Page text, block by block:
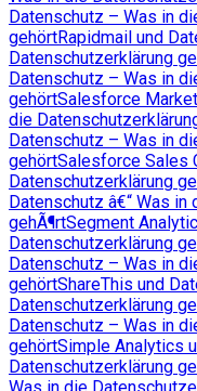
Datenschutz – Was in
gehörtRapidmail und
Datenschutzerklärung
Datenschutz – Was in
gehörtSalesforce
die
Datenschutz – Was in
gehörtSalesforce Sales
Datenschutzerklärung
Datenschutz â€“ Was
gehÃ¶rtSegment
Datenschutzerklärung
Datenschutz – Was in
gehörtShareThis und
Datenschutzerklärung
Datenschutz – Was in
gehörtSimple Analytics
Datenschutzerklärung